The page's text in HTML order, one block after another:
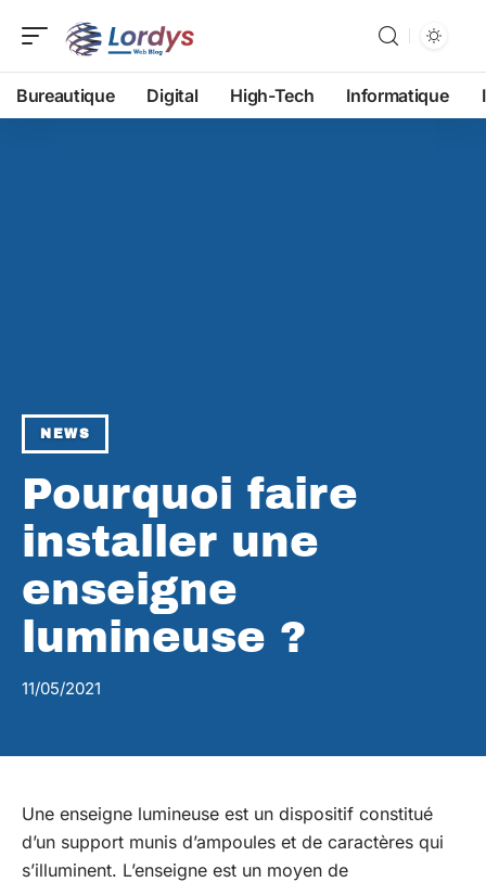
Bureautique Digital High-Tech Informatique
NEWS
Pourquoi faire
installer une
enseigne
lumineuse ?
11/05/2021
Une enseigne lumineuse est un dispositif constitué
d’un support munis d’ampoules et de caractères qui
s’illuminent. L’enseigne est un moyen de